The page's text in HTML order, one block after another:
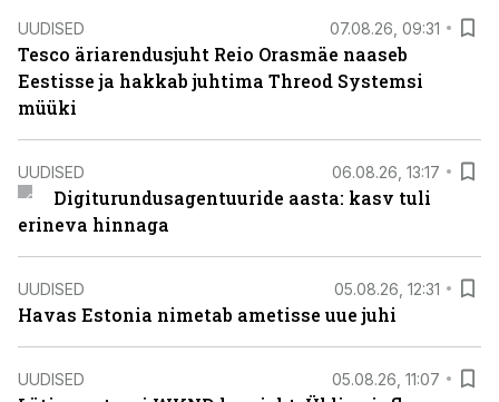
UUDISED 07.08.26, 09:31
Tesco äriarendusjuht Reio Orasmäe naaseb
Eestisse ja hakkab juhtima Threod Systemsi
müüki
UUDISED 06.08.26, 13:17
Digiturundusagentuuride aasta: kasv tuli
erineva hinnaga
UUDISED 05.08.26, 12:31
Havas Estonia nimetab ametisse uue juhi
UUDISED 05.08.26, 11:07